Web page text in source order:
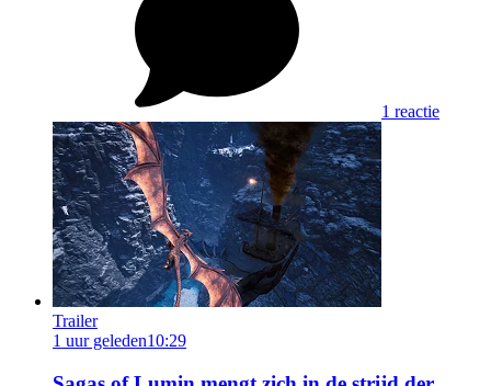
1 reactie
Trailer
1 uur geleden10:29